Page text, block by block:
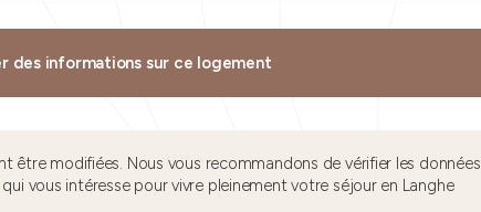
des informations sur ce logement
être modifiées. Nous vous recommandons de vérifier les données
vous intéresse pour vivre pleinement votre séjour en Langhe